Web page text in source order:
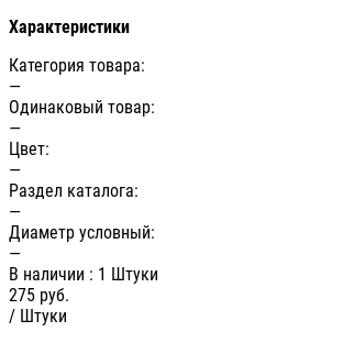
Характеристики
Категория товара:
—
Одинаковый товар:
—
Цвет:
—
Раздел каталога:
—
Диаметр условный:
—
В наличии : 1 Штуки
275 руб.
/ Штуки